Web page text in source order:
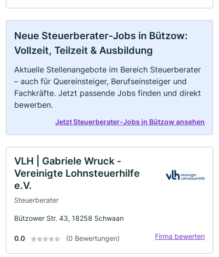
Neue Steuerberater-Jobs in Bützow:
Vollzeit, Teilzeit & Ausbildung
Aktuelle Stellenangebote im Bereich Steuerberater
– auch für Quereinsteiger, Berufseinsteiger und
Fachkräfte. Jetzt passende Jobs finden und direkt
bewerben.
Jetzt Steuerberater-Jobs in Bützow ansehen
VLH | Gabriele Wruck -
Vereinigte Lohnsteuerhilfe
e.V.
Steuerberater
Bützower Str. 43, 18258 Schwaan
0.0 (0 Bewertungen) Firma bewerten